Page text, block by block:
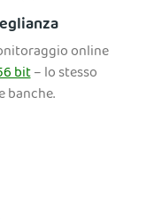
online
bit– lo stesso
banche.